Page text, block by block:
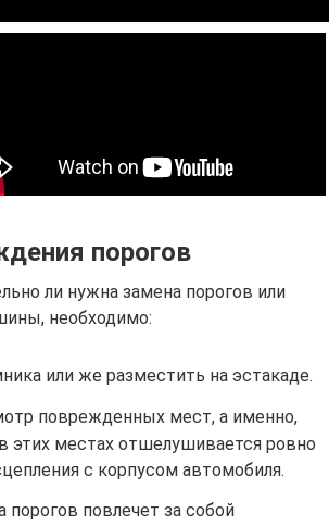
порогов
ли нужна замена порогов или
необходимо:
или же разместить на эстакаде.
поврежденных мест, а именно,
этих местах отшелушивается ровно
с корпусом автомобиля.
повлечет за собой